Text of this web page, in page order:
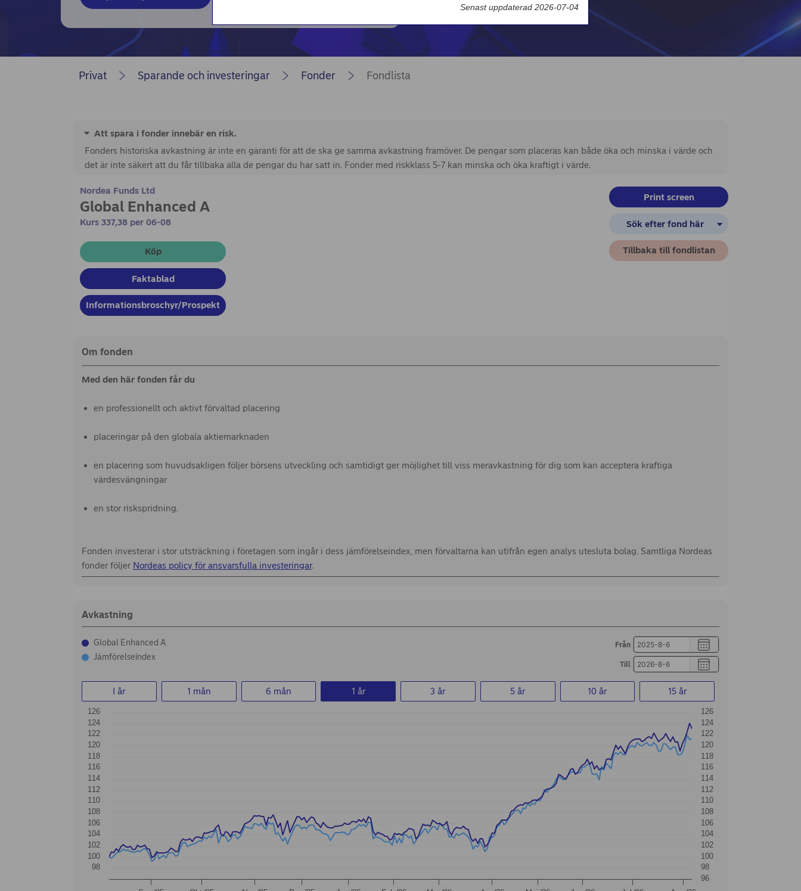
eBeställningar
AutoFX Hedging
Nordea Finans internettjänst
Självserviceportalen
Privat Sparande och investeringar Fonder Fondlista
Senast uppdaterad 2026-07-04